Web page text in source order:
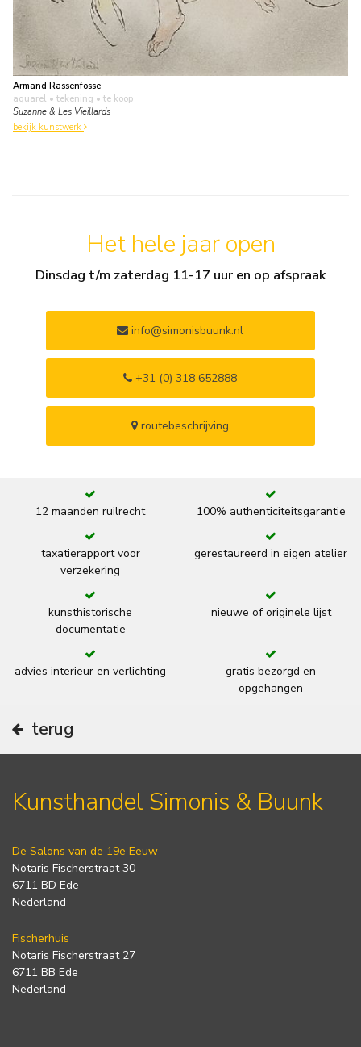
Armand Rassenfosse
aquarel • tekening • te koop
Suzanne & Les Vieillards
bekijk kunstwerk
Het hele jaar open
Dinsdag t/m zaterdag 11-17 uur en op afspraak
info@simonisbuunk.nl
+31 (0) 318 652888
routebeschrijving
12 maanden ruilrecht 100% authenticiteitsgarantie
taxatierapport voor
verzekering
gerestaureerd in eigen atelier
kunsthistorische
documentatie
nieuwe of originele lijst
advies interieur en verlichting
gratis bezorgd en
opgehangen
terug
Kunsthandel Simonis & Buunk
De Salons van de 19e Eeuw
Notaris Fischerstraat 30
6711 BD Ede
Nederland
Fischerhuis
Notaris Fischerstraat 27
6711 BB Ede
Nederland